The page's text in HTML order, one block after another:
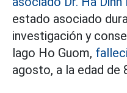
estado asociado
investigación y
lago Ho Guom,
agosto, a la edad de